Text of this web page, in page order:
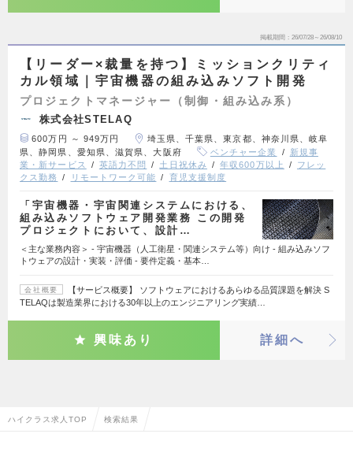
掲載期間 26/07/28～26/08/10
【リーダー×裁量を持つ】ミッションクリティ
カル領域｜宇宙機器の組み込みソフト開発
プロジェクトマネージャー（制御・組み込み系）
株式会社STELAQ
600万円 ～ 949万円
埼玉県、千葉県、東京都、神奈川県、岐阜
県、静岡県、愛知県、滋賀県、大阪府
ベンチャー企業
新規事
業・新サービス
英語力不問 土日祝休み 年収600万以上
フレッ
クス勤務
リモートワーク可能 育児支援制度
「宇宙機器・宇宙関連システムにおける、
組み込みソフトウェア開発業務 この開発
プロジェクトにおいて、設計…
＜主な業務内容＞ - 宇宙機器（人工衛星・関連システム等）向け - 組み込みソフ
トウェアの設計・実装・評価 - 要件定義・基本…
会社概要
【サービス概要】 ソフトウェアにおけるあらゆる品質課題を解決 S
TELAQは製造業界における30年以上のエンジニアリング実績…
興味あり 詳細へ
ハイクラス求人TOP 検索結果